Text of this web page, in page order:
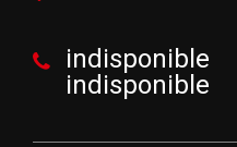
indisponible
indisponible